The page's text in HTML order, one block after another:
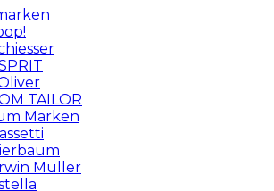
TAILOR
Marken
Müller